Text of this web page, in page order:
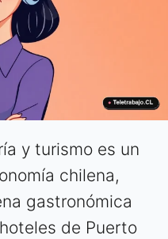
y turismo es un
chilena,
gastronómica
de Puerto